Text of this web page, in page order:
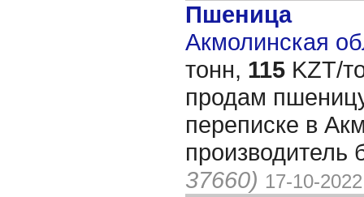
Пшеница
Акмолинская
тонн, 115 KZT/
продам
переписке в
производитель
37660) 17-10-2022